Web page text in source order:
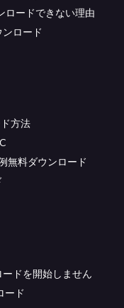
ロードできない理由
ロード
方法
無料ダウンロード
ドを開始しません
ード